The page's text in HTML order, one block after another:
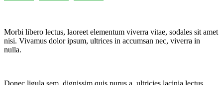
Morbi libero lectus, laoreet elementum viverra vitae, sodales sit amet
nisi. Vivamus dolor ipsum, ultrices in accumsan nec, viverra in
nulla.
Donec ligula sem, dignissim quis purus a, ultricies lacinia lectus.